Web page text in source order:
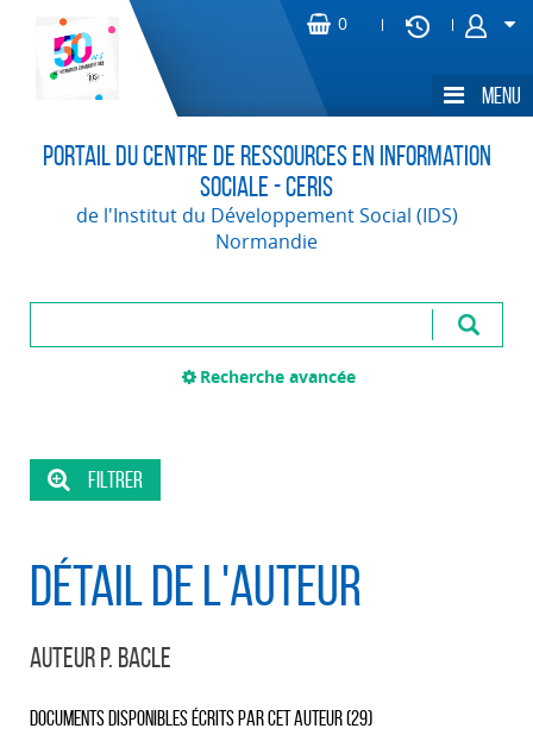
Portail du Centre de Ressources en Information
Sociale - CERIS
de l'Institut du Développement Social (IDS)
Normandie
Recherche avancée
Détail de l'auteur
Auteur P. Bacle
Documents disponibles écrits par cet auteur (29)